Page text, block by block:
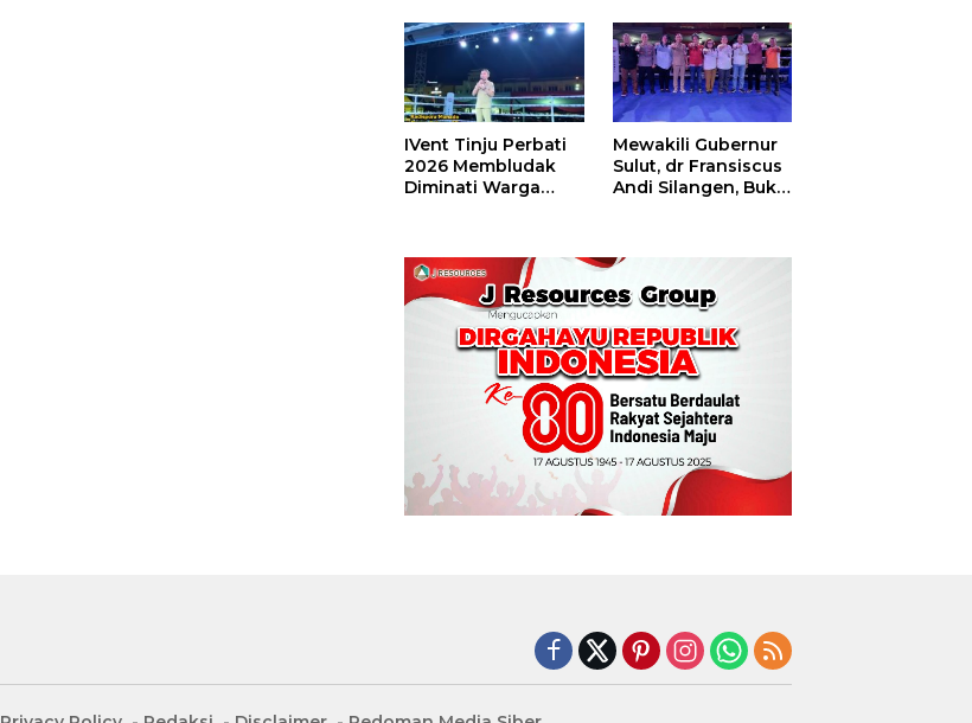
Boxing Camp Juara
Umum Tinju Perbati
2026
Piala Wali Kota
IVent Tinju Perbati
2026 Membludak
Diminati Warga
Mewakili Gubernur
Sulut, dr Fransiscus
Andi Silangen, Buka
Piala Wali Kota
Manado